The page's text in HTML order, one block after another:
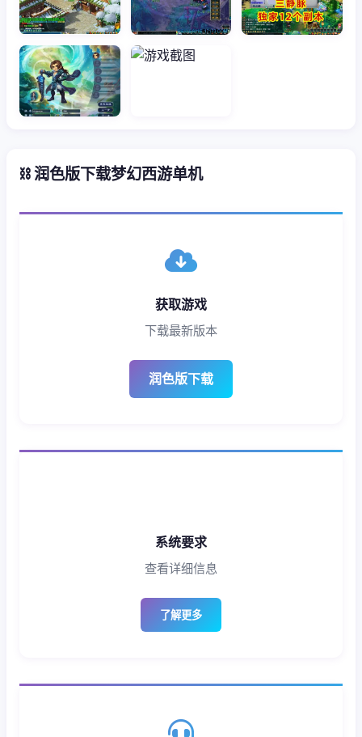
⛓️ 润色版下载梦幻西游单机
获取游戏
下载最新版本
润色版下载
系统要求
查看详细信息
了解更多